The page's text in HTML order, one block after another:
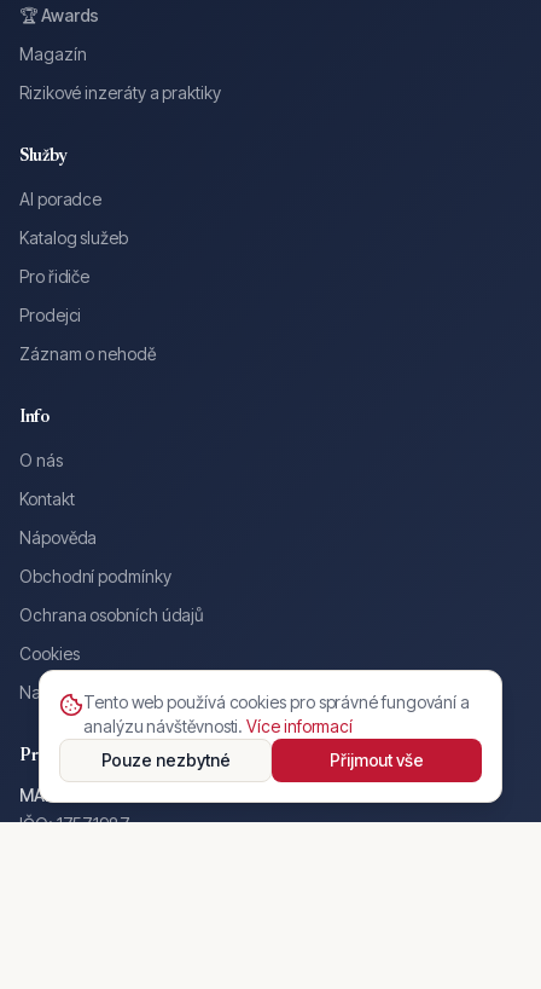
🏆 Awards
Magazín
Rizikové inzeráty a praktiky
Služby
AI poradce
Katalog služeb
Pro řidiče
Prodejci
Záznam o nehodě
Info
O nás
Kontakt
Nápověda
Obchodní podmínky
Ochrana osobních údajů
Cookies
Nahlásit inzerát / nekalé jednání
Provozovatel
MAŃSKI AI s.r.o.
IČO: 17571987
Tento web používá cookies pro správné fungování a
analýzu návštěvnosti. Více informací
Pouze nezbytné
Přijmout vše